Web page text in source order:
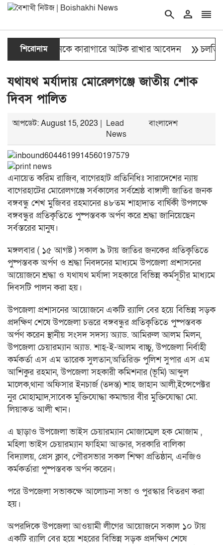
search person reorder
শিরোনামডনকে কারাগারে আটক রাখার আবেদন double_arrowচলতি
যথাযথ মর্যাদায় মোরেলগঞ্জে জাতীয় শোক
দিবস পালিত
আপডেট: August 15, 2023 | Lead
News
বাংলাদেশ
এনায়েত করিম রাজিব, বাগেরহাট প্রতিনিধিঃ সারাদেশের ন‍্যায়
বাগেরহাটের মোরেলগঞ্জে সর্বকালের সর্বশ্রেষ্ঠ বাঙ্গালী জাতির জনক
বঙ্গবন্ধু শেখ মুজিবর রহমানের ৪৮তম শাহাদাত বার্ষিকী উপলক্ষে
বঙ্গবন্ধুর প্রতিকৃতিতে পুষ্পস্তবক অর্পণ করে শ্রদ্ধা জানিয়েছেন
সর্বস্তরের মানুষ।
মঙ্গলবার ( ১৫ আগষ্ট ) সকাল ৯ টায় জাতির জনকের প্রতিকৃতিতে
পুষ্পস্তবক অর্পণ ও শ্রদ্ধা নিবদনের মাধ্যমে উপজেলা প্রশাসনের
আয়োজনে শ্রদ্ধা ও যথাযথ মর্যাদা সহকারে বিভিন্ন কর্মসূচীর মাধ্যমে
দিবসটি পালন করা হয়।
উপজেলা প্রশাসনের আয়োজনে একটি র‌্যালি বের হয়ে বিভিন্ন সড়ক
প্রদক্ষিণ শেষে উপজেলা চত্তরে বঙ্গবন্ধুর প্রতিকৃতিতে পুষ্পস্তবক
অর্পণ করেন স্থানীয় সংসদ সদস্য অ্যাড. আমিরুল আলম মিলন,
উপজেলা চেয়ারম্যান অ্যাড. শাহ্-ই-আলম বাচ্চু, উপজেলা নির্বাহী
কর্মকর্তা এস এম তারেক সুলতান,অতিরিক্ত পুলিশ সুপার এস এম
আশিকুর রহমান, উপজেলা সহকারী কমিশনার (ভূমি) আব্দুল
মালেক,থানা অফিসার ইনচার্জ (তদন্ত) শাহ জাহান আলী,ইন্সেপেক্টর
নুর মোহাম্মাদ,সাবেক মুক্তিযোদ্ধা কমান্ডার বীর মুক্তিযোদ্ধা মো.
লিয়াকত আলী খান।
এ ছাড়াও উপজেলা ভাইস চেয়ারম্যান মোজাম্মেল হক মোজাম ,
মহিলা ভাইস চেয়ারম্যান ফাহিমা আক্তার, সরকারি বালিকা
বিদ্যালয়, প্রেস ক্লাব, পৌরসভার সকল শিক্ষা প্রতিষ্ঠান, এনজিও
কর্মকর্তারা পুষ্পস্তবক অর্পন করেন।
পরে উপজেলা সভাকক্ষে আলোচনা সভা ও পুরস্কার বিতরণ করা
হয়।
অপরদিকে উপজেলা আওয়ামী লীগের আয়োজনে সকাল ১০ টায়
একটি র‌্যালি বের হয়ে শহরের বিভিন্ন সড়ক প্রদক্ষিণ শেষে